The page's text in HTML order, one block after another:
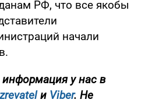
РФ, что все якобы
начали
у нас в
и Viber. Не